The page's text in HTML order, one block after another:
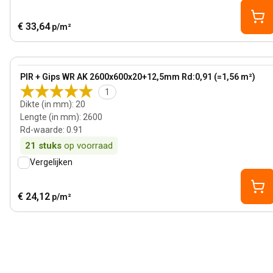
€ 33,64 p/m²
PIR + Gips WR AK 2600x600x20+12,5mm Rd:0,91 (=1,56 m²)
1
Dikte (in mm): 20
Lengte (in mm): 2600
Rd-waarde: 0.91
21 stuks op voorraad
View product
Vergelijken
€ 24,12 p/m²